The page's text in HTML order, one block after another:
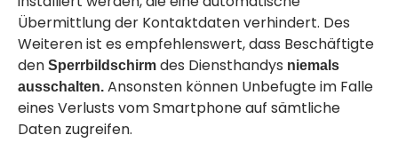
Übermittlung der Kontaktdaten verhindert. Des
Weiteren ist es empfehlenswert, dass Beschäftigte
den Sperrbildschirm des Diensthandys niemals
ausschalten. Ansonsten können Unbefugte im Falle
eines Verlusts vom Smartphone auf sämtliche
Daten zugreifen.